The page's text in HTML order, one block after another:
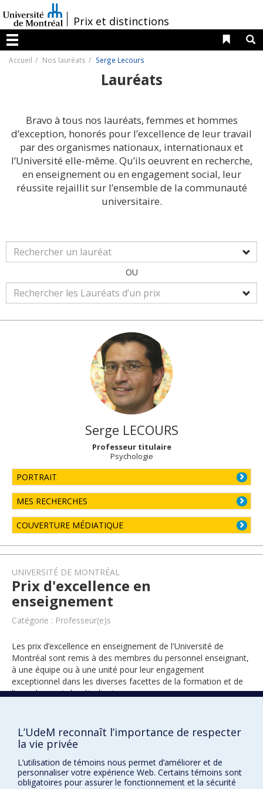
au
contenu
/Prix et distinctions
Menu
Liens
Accueil Nos lauréats Serge Lecours
Lauréats
Bravo à tous nos lauréats, femmes et hommes
d’exception, honorés pour l’excellence de leur travail
par des organismes nationaux, internationaux et
l’Université elle-même. Qu’ils oeuvrent en recherche,
en enseignement ou en engagement social, leur
réussite rejaillit sur l’ensemble de la communauté
universitaire.
OU
Serge LECOURS
Professeur titulaire
Psychologie
PORTRAIT
MES RECHERCHES
COUVERTURE MÉDIATIQUE
UNIVERSITÉ DE MONTRÉAL
Prix d'excellence en
enseignement
Catégorie : Professeur(e)s
Les prix d’excellence en enseignement de l'Université de
Montréal sont remis à des membres du personnel enseignant,
à une équipe ou à une unité pour leur engagement
exceptionnel dans les diverses facettes de la formation et de
l’encadrement des étudiants.
2013
L’UdeM reconnaît l’importance de respecter
la vie privée
L’utilisation de témoins nous permet d’améliorer et de
personnaliser votre expérience Web. Certains témoins sont
obligatoires pour assurer le fonctionnement et la sécurité